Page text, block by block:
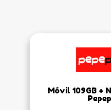
Móvil 109GB +